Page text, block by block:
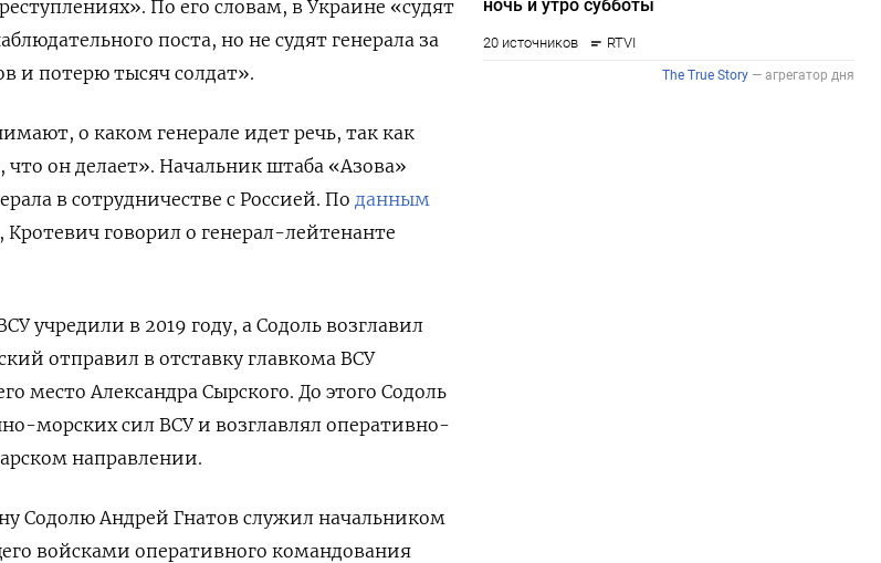
По его словам, в Украине «судят
поста, но не судят генерала за
и потерю тысяч солдат».
о каком генерале идет речь, так как
он делает». Начальник штаба «Азова»
в сотрудничестве с Россией. По данным
говорил о генерал-лейтенанте
учредили в 2019 году, а Содоль возглавил
отправил в отставку главкома ВСУ
место Александра Сырского. До этого Содоль
морских сил ВСУ и возглавлял оперативно-
направлении.
Содолю Андрей Гнатов служил начальником
войсками оперативного командования